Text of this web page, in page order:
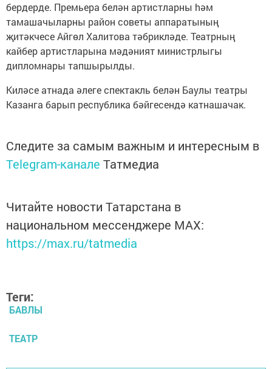
бердерде. Премьера белән артистларны hәм
тамашачыларны район советы аппаратының
җитәкчесе Айгѳл Халитова тәбрикләде. Театрның
кайбер артистларына мәдәният министрлыгы
дипломнары тапшырылды.
Киләсе атнада әлеге спектакль белән Баулы театры
Казанга барып республика бәйгесендә катнашачак.
Следите за самым важным и интересным в
Telegram-канале Татмедиа
Читайте новости Татарстана в
национальном мессенджере MАХ:
https://max.ru/tatmedia
Теги:
БАВЛЫ
ТЕАТР